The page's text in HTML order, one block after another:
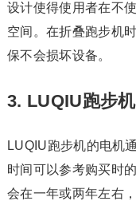
设计使得使用者在不
空间。在折叠跑步机
保不会损坏设备。
3. LUQIU跑步
LUQIU跑步机的电机
时间可以参考购买时
会在一年或两年左右